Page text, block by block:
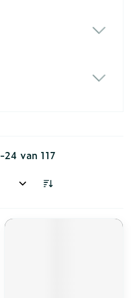
-24 van 117